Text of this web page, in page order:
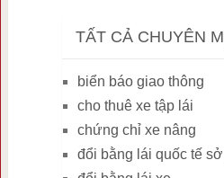
TẤT CẢ CHUYÊN
biển báo giao thông
cho thuê xe tập lái
chứng chỉ xe nâng
đổi bằng lái quốc tế